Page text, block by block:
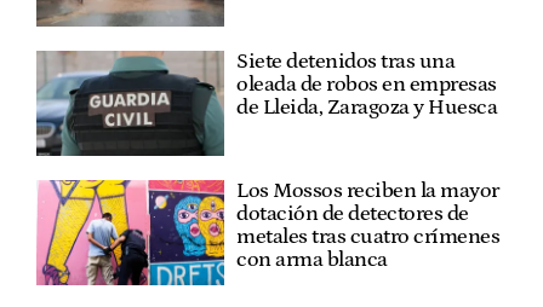
Siete detenidos tras una
oleada de robos en empresas
de Lleida, Zaragoza y Huesca
Los Mossos reciben la mayor
dotación de detectores de
metales tras cuatro crímenes
con arma blanca